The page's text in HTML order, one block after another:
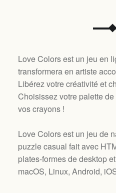
Love Colors est un jeu en
transformera en artiste
Libérez votre créativité et
Choisissez votre palette
vos crayons !
Love Colors est un jeu de
puzzle casual fait avec
plates-formes de desktop
macOS, Linux, Android,